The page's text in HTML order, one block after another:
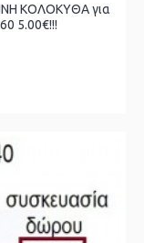
ΚΟΛΟΚΥΘΑ για
5.00€!!!